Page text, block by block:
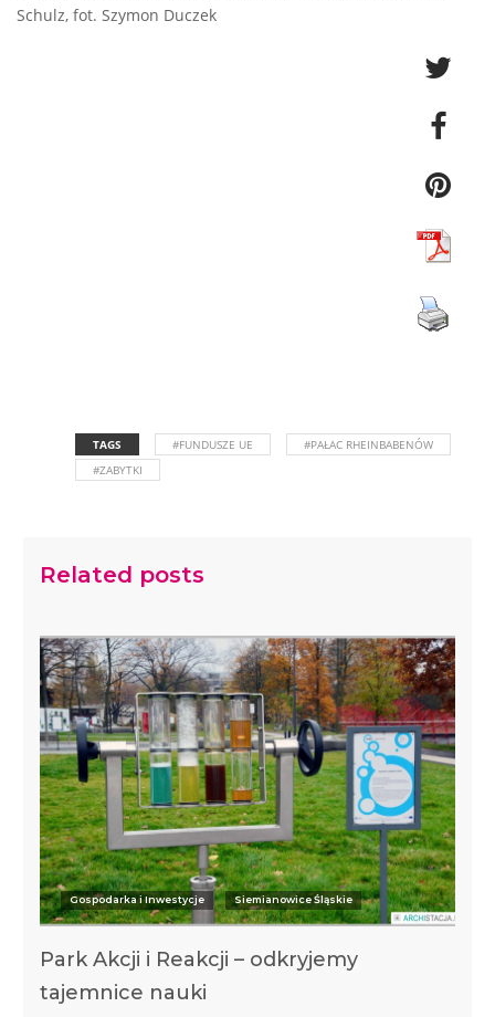
Schulz, fot. Szymon Duczek
TAGS #FUNDUSZE UE
#PAŁAC RHEINBABENÓW
#ZABYTKI
Related posts
Gospodarka i Inwestycje Siemianowice Śląskie
Park Akcji i Reakcji – odkryjemy
tajemnice nauki